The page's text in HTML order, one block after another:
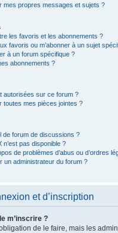
mes propres messages et sujets ?
les favoris et les abonnements ?
favoris ou m’abonner à un sujet
à un forum spécifique ?
abonnements ?
autorisées sur ce forum ?
toutes mes pièces jointes ?
de forum de discussions ?
n’est pas disponible ?
de problèmes d’abus ou d’ordres
un administrateur du forum ?
et d’inscription
m’inscrire ?
de le faire, mais les